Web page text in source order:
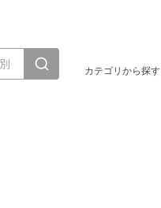
カテゴリから探す